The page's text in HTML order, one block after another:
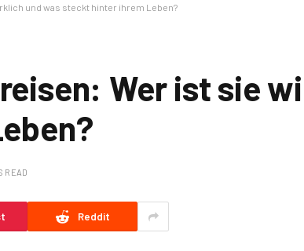
und was steckt hinter ihrem Leben?
Wer ist sie
READ
Reddit